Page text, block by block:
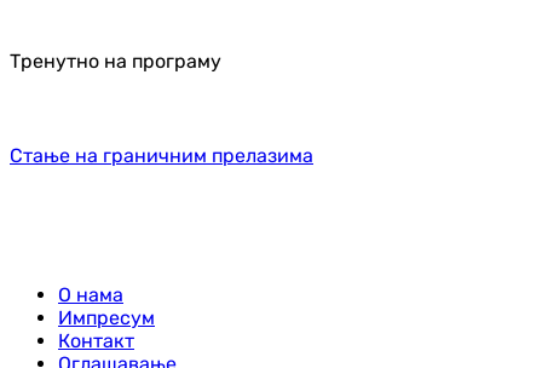
Тренутно на програму
Стање на граничним прелазима
О нама
Импресум
Контакт